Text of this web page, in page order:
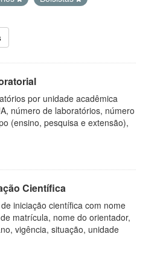
por unidade acadêmica
número de laboratórios, número
(ensino, pesquisa e extensão),
Científica
iniciação científica com nome
matrícula, nome do orientador,
vigência, situação, unidade